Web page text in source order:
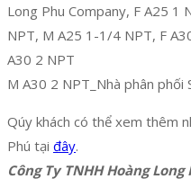
Long Phu Company, F A25 1
NPT, M A25 1-1/4 NPT, F
A30 2 NPT
M A30 2 NPT_Nhà phân phối
Qúy khách có thể xem thêm
Phú tại đây.
Công Ty TNHH Hoàng Long